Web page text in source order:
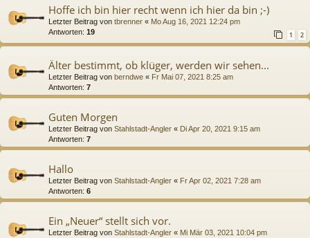
Hoffe ich bin hier recht wenn ich hier da bin ;-)
Letzter Beitrag von tbrenner « Mo Aug 16, 2021 12:24 pm
Antworten: 19 1 2
Älter bestimmt, ob klüger, werden wir sehen...
Letzter Beitrag von berndwe « Fr Mai 07, 2021 8:25 am
Antworten: 7
Guten Morgen
Letzter Beitrag von Stahlstadt-Angler « Di Apr 20, 2021 9:15 am
Antworten: 7
Hallo
Letzter Beitrag von Stahlstadt-Angler « Fr Apr 02, 2021 7:28 am
Antworten: 6
Ein „Neuer“ stellt sich vor.
Letzter Beitrag von Stahlstadt-Angler « Mi Mär 03, 2021 10:04 pm